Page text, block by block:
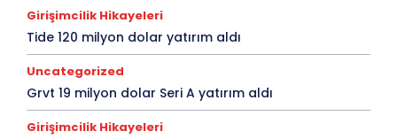
Girişimcilik Hikayeleri
Tide 120 milyon dolar yatırım aldı
Uncategorized
Grvt 19 milyon dolar Seri A yatırım aldı
Girişimcilik Hikayeleri